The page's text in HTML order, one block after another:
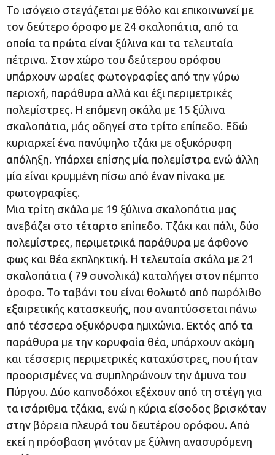
Το ισόγειο στεγάζεται με θόλο και επικοινωνεί με
τον δεύτερο όροφο με 24 σκαλοπάτια, από τα
οποία τα πρώτα είναι ξύλινα και τα τελευταία
πέτρινα. Στον χώρο του δεύτερου ορόφου
υπάρχουν ωραίες φωτογραφίες από την γύρω
περιοχή, παράθυρα αλλά και έξι περιμετρικές
πολεμίστρες. Η επόμενη σκάλα με 15 ξύλινα
σκαλοπάτια, μάς οδηγεί στο τρίτο επίπεδο. Εδώ
κυριαρχεί ένα πανύψηλο τζάκι με οξυκόρυφη
απόληξη. Υπάρχει επίσης μία πολεμίστρα ενώ άλλη
μία είναι κρυμμένη πίσω από έναν πίνακα με
φωτογραφίες.
Μια τρίτη σκάλα με 19 ξύλινα σκαλοπάτια μας
ανεβάζει στο τέταρτο επίπεδο. Τζάκι και πάλι, δύο
πολεμίστρες, περιμετρικά παράθυρα με άφθονο
φως και θέα εκπληκτική. Η τελευταία σκάλα με 21
σκαλοπάτια ( 79 συνολικά) καταλήγει στον πέμπτο
όροφο. Το ταβάνι του είναι θολωτό από πωρόλιθο
εξαιρετικής κατασκευής, που αναπτύσσεται πάνω
από τέσσερα οξυκόρυφα ημιχώνια. Εκτός από τα
παράθυρα με την κορυφαία θέα, υπάρχουν ακόμη
και τέσσερις περιμετρικές καταχύστρες, που ήταν
προορισμένες να συμπληρώνουν την άμυνα του
Πύργου. Δύο καπνοδόχοι εξέχουν από τη στέγη για
τα ισάριθμα τζάκια, ενώ η κύρια είσοδος βρισκόταν
στην βόρεια πλευρά του δευτέρου ορόφου. Από
εκεί η πρόσβαση γινόταν με ξύλινη ανασυρόμενη